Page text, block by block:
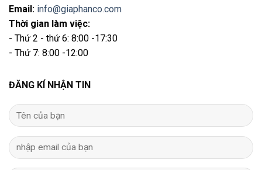
Email: info@giaphanco.com
Thời gian làm việc:
- Thứ 2 - thứ 6: 8:00 -17:30
- Thứ 7: 8:00 -12:00
ĐĂNG KÍ NHẬN TIN